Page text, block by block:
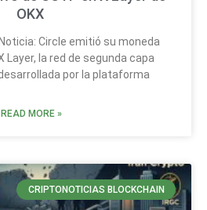
OKX
Circle emitió su moneda
Layer, la red de segunda capa
por la plataforma
READ MORE »
CRIPTONOTICIAS BLOCKCHAIN